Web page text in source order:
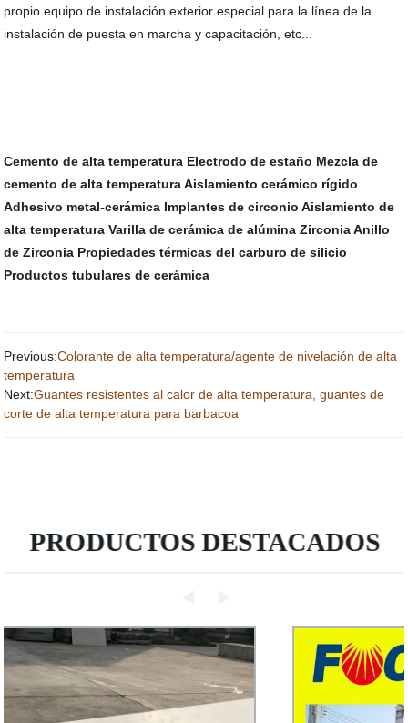
propio equipo de instalación exterior especial para la línea de la
instalación de puesta en marcha y capacitación, etc...
Cemento de alta temperatura Electrodo de estaño Mezcla de
cemento de alta temperatura Aislamiento cerámico rígido
Adhesivo metal-cerámica Implantes de circonio Aislamiento de
alta temperatura Varilla de cerámica de alúmina Zirconia Anillo
de Zirconia Propiedades térmicas del carburo de silicio
Productos tubulares de cerámica
Previous:Colorante de alta temperatura/agente de nivelación de alta
temperatura
Next:Guantes resistentes al calor de alta temperatura, guantes de
corte de alta temperatura para barbacoa
PRODUCTOS DESTACADOS